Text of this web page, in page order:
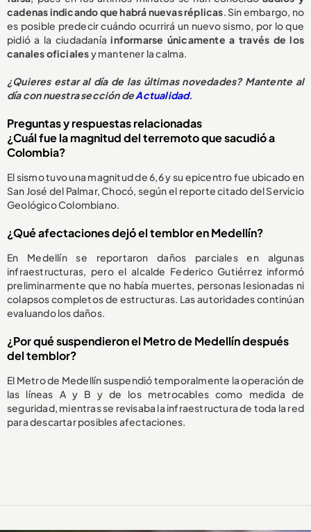
cadenas indicando que habrá nuevas réplicas. Sin embargo, no
es posible predecir cuándo ocurrirá un nuevo sismo, por lo que
pidió a la ciudadaníainformarse únicamente a través de los
canales oficialesy mantener la calma.
¿Quieres estar al día de las últimas novedades? Mantente al
día con nuestra sección deActualidad.
Preguntas y respuestas relacionadas
¿Cuál fue la magnitud del terremoto que sacudió a
Colombia?
El sismo tuvo una magnitud de 6,6 y su epicentro fue ubicado en
San José del Palmar, Chocó, según el reporte citado del Servicio
Geológico Colombiano.
¿Qué afectaciones dejó el temblor en Medellín?
En Medellín se reportaron daños parciales en algunas
infraestructuras, pero el alcalde Federico Gutiérrez informó
preliminarmente que no había muertes, personas lesionadas ni
colapsos completos de estructuras. Las autoridades continúan
evaluando los daños.
¿Por qué suspendieron el Metro de Medellín después
del temblor?
El Metro de Medellín suspendió temporalmente la operación de
las líneas A y B y de los metrocables como medida de
seguridad, mientras se revisaba la infraestructura de toda la red
para descartar posibles afectaciones.